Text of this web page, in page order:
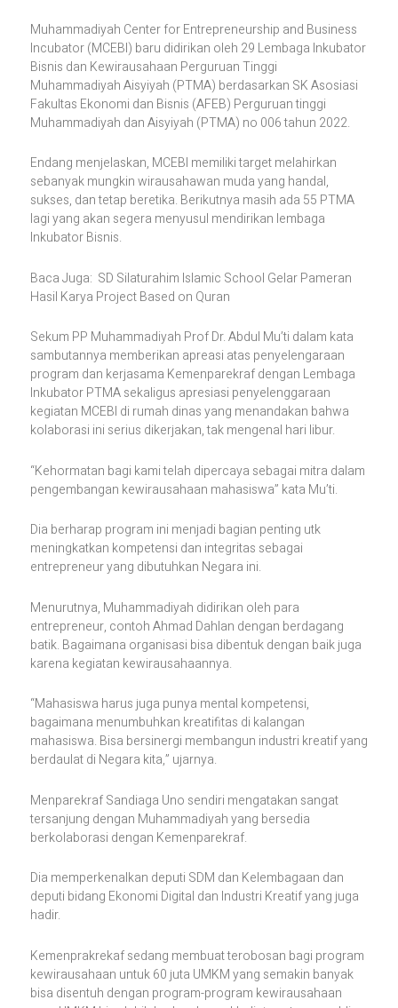
Muhammadiyah Center for Entrepreneurship and Business
Incubator (MCEBI) baru didirikan oleh 29 Lembaga Inkubator
Bisnis dan Kewirausahaan Perguruan Tinggi
Muhammadiyah Aisyiyah (PTMA) berdasarkan SK Asosiasi
Fakultas Ekonomi dan Bisnis (AFEB) Perguruan tinggi
Muhammadiyah dan Aisyiyah (PTMA) no 006 tahun 2022.
Endang menjelaskan, MCEBI memiliki target melahirkan
sebanyak mungkin wirausahawan muda yang handal,
sukses, dan tetap beretika. Berikutnya masih ada 55 PTMA
lagi yang akan segera menyusul mendirikan lembaga
Inkubator Bisnis.
Baca Juga: SD Silaturahim Islamic School Gelar Pameran
Hasil Karya Project Based on Quran
Sekum PP Muhammadiyah Prof Dr. Abdul Mu’ti dalam kata
sambutannya memberikan apreasi atas penyelengaraan
program dan kerjasama Kemenparekraf dengan Lembaga
Inkubator PTMA sekaligus apresiasi penyelenggaraan
kegiatan MCEBI di rumah dinas yang menandakan bahwa
kolaborasi ini serius dikerjakan, tak mengenal hari libur.
“Kehormatan bagi kami telah dipercaya sebagai mitra dalam
pengembangan kewirausahaan mahasiswa” kata Mu’ti.
Dia berharap program ini menjadi bagian penting utk
meningkatkan kompetensi dan integritas sebagai
entrepreneur yang dibutuhkan Negara ini.
Menurutnya, Muhammadiyah didirikan oleh para
entrepreneur, contoh Ahmad Dahlan dengan berdagang
batik. Bagaimana organisasi bisa dibentuk dengan baik juga
karena kegiatan kewirausahaannya.
“Mahasiswa harus juga punya mental kompetensi,
bagaimana menumbuhkan kreatifitas di kalangan
mahasiswa. Bisa bersinergi membangun industri kreatif yang
berdaulat di Negara kita,” ujarnya.
Menparekraf Sandiaga Uno sendiri mengatakan sangat
tersanjung dengan Muhammadiyah yang bersedia
berkolaborasi dengan Kemenparekraf.
Dia memperkenalkan deputi SDM dan Kelembagaan dan
deputi bidang Ekonomi Digital dan Industri Kreatif yang juga
hadir.
Kemenprakrekaf sedang membuat terobosan bagi program
kewirausahaan untuk 60 juta UMKM yang semakin banyak
bisa disentuh dengan program-program kewirausahaan